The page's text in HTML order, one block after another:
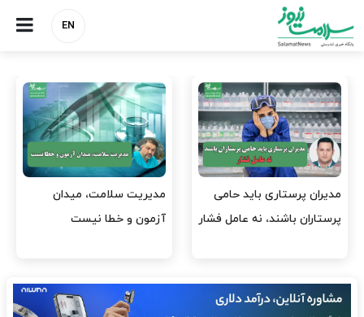
EN
وقت وزیر بهداشت باید صرف
افتتاح پروژه‌ها شود؟
واردات دارو و کالاهای اساسی
باید در اولویت تخصیص ارز